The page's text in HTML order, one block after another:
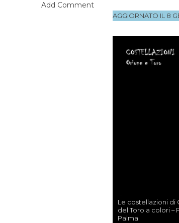
Add Comment
AGGIORNATO IL 8
Le costellazioni di
del Toro a colori –
Palma